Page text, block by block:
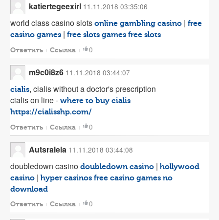
katiertegeexirl 11.11.2018 03:35:06
world class casino slots online gambling casino | free
casino games | free slots games free slots
Ответить Ссылка 0
m9c0i8z6 11.11.2018 03:44:07
cialis, cialis without a doctor's prescription
cialis on line - where to buy cialis
https://cialisshp.com/
Ответить Ссылка 0
Autsralela 11.11.2018 03:44:08
doubledown casino doubledown casino | hollywood
casino | hyper casinos free casino games no
download
Ответить Ссылка 0